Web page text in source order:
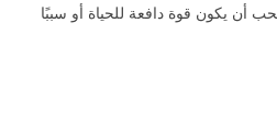
أن يكون قوة دافعة للحياة أو سببًا